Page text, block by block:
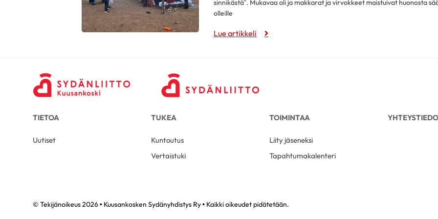
sinnikästä”. Mukavaa oli ja makkarat ja virvokkeet maistuivat huonosta
olleille
Lue artikkeli
TIETOA
Uutiset
TUKEA
Kuntoutus
Vertaistuki
TOIMINTAA
Liity jäseneksi
Tapahtumakalenteri
© Tekijänoikeus 2026 • Kuusankosken Sydänyhdistys Ry • Kaikki oikeudet pidätetään.